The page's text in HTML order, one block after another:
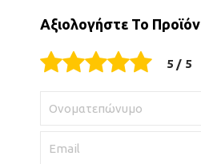
Αξιολογήστε Το Προϊόν